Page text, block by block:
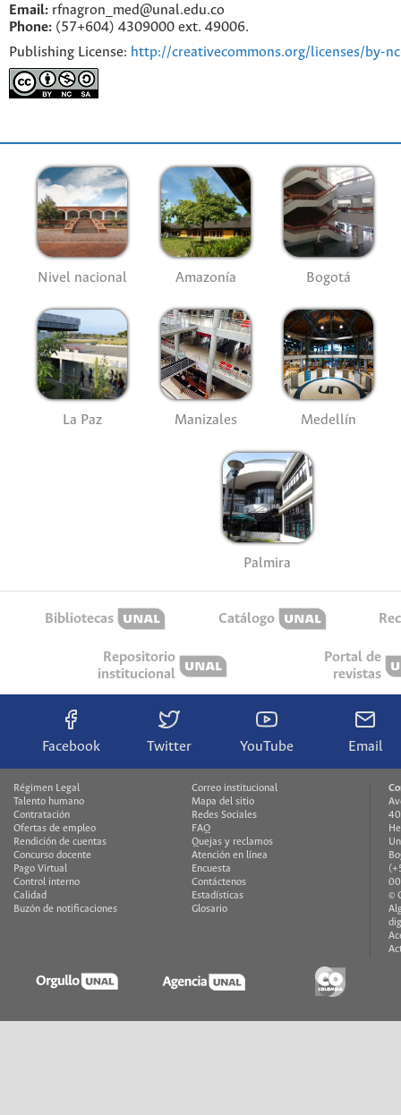
Email: rfnagron_med@unal.edu.co
Phone: (57+604) 4309000 ext. 49006.
Publishing License: http://creativecommons.org/licenses/by-
Nivel nacional Amazonía Bogotá
La Paz Manizales Medellín
Palmira
Bibliotecas Catálogo
Repositorio
institucional
Portal de
revistas
Facebook Twitter YouTube Email
Régimen Legal
Talento humano
Contratación
Ofertas de empleo
Rendición de cuentas
Concurso docente
Pago Virtual
Control interno
Calidad
Buzón de notificaciones
Correo institucional
Mapa del sitio
Redes Sociales
FAQ
Quejas y reclamos
Atención en línea
Encuesta
Contáctenos
Estadísticas
Glosario
©